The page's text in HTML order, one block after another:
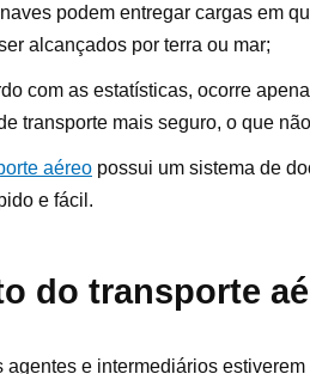
podem entregar cargas em
alcançados por terra ou mar;
com as estatísticas, ocorre
transporte mais seguro, o que
aéreo possui um sistema de
e fácil.
do transporte
agentes e intermediários